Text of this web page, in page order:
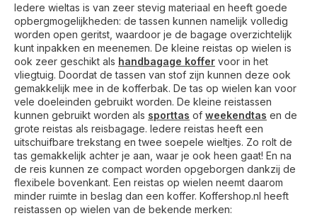
Iedere wieltas is van zeer stevig materiaal en heeft goede
opbergmogelijkheden: de tassen kunnen namelijk volledig
worden open geritst, waardoor je de bagage overzichtelijk
kunt inpakken en meenemen. De kleine reistas op wielen is
ook zeer geschikt als handbagage koffer voor in het
vliegtuig. Doordat de tassen van stof zijn kunnen deze ook
gemakkelijk mee in de kofferbak. De tas op wielen kan voor
vele doeleinden gebruikt worden. De kleine reistassen
kunnen gebruikt worden als sporttas of weekendtas en de
grote reistas als reisbagage. Iedere reistas heeft een
uitschuifbare trekstang en twee soepele wieltjes. Zo rolt de
tas gemakkelijk achter je aan, waar je ook heen gaat! En na
de reis kunnen ze compact worden opgeborgen dankzij de
flexibele bovenkant. Een reistas op wielen neemt daarom
minder ruimte in beslag dan een koffer. Koffershop.nl heeft
reistassen op wielen van de bekende merken: